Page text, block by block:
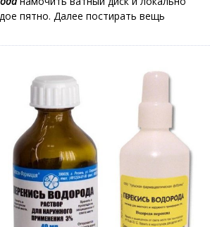
пятно. Далее постирать вещь